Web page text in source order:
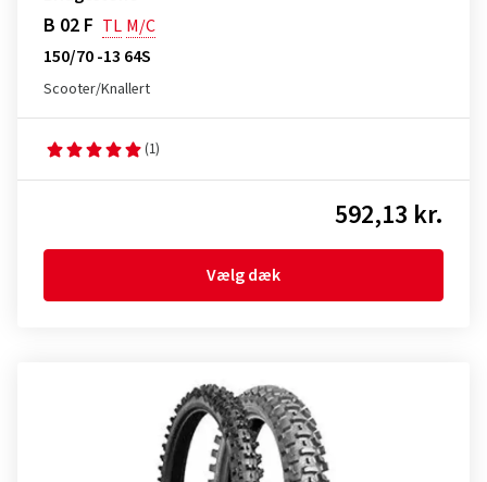
B 02 F TL M/C
150/70 -13 64S
Scooter/Knallert
(1)
592,13 kr.
Vælg dæk